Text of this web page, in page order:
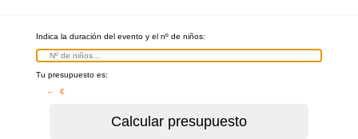
Indica la duración del evento y el nº de niños:
Tu presupuesto es:
– €